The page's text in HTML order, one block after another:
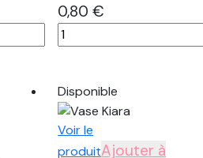
0,80€
quantité
de
de
table
en
rotin
Disponible
Voir le
produitAjouter à